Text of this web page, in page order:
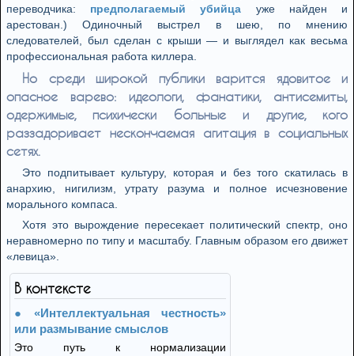
переводчика: предполагаемый убийца уже найден и
арестован.) Одиночный выстрел в шею, по мнению
следователей, был сделан с крыши — и выглядел как весьма
профессиональная работа киллера.
Но среди широкой публики варится ядовитое и
опасное варево: идеологи, фанатики, антисемиты,
одержимые, психически больные и другие, кого
раззадоривает нескончаемая агитация в социальных
сетях.
Это подпитывает культуру, которая и без того скатилась в
анархию, нигилизм, утрату разума и полное исчезновение
морального компаса.
Хотя это вырождение пересекает политический спектр, оно
неравномерно по типу и масштабу. Главным образом его движет
«левица».
В контексте
«Интеллектуальная честность»
или размывание смыслов
Это путь к нормализации